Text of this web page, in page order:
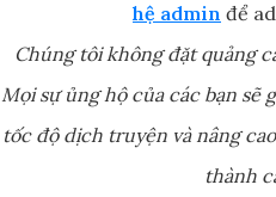
hệ admin để
Chúng tôi không đặt quảng
Mọi sự ủng hộ của các bạn
tốc độ dịch truyện và nâng
thành